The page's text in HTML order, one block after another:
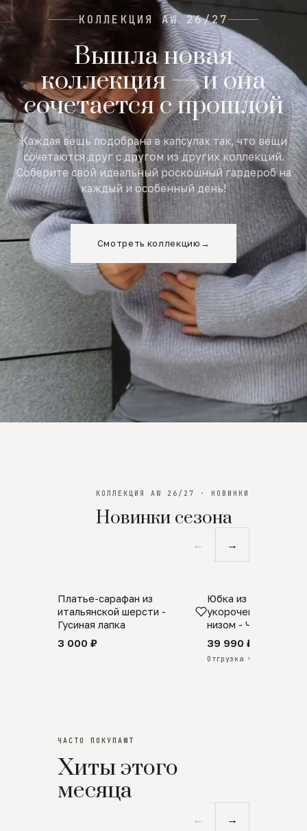
КОЛЛЕКЦИЯ AW 26/27
Вышла новая
коллекция — и она
сочетается с прошлой
Каждая вещь подобрана в капсулах так, что вещи
сочетаются друг с другом из других коллекций.
Соберите свой идеальный роскошный гардероб на
каждый и особенный день!
Смотреть коллекцию →
КОЛЛЕКЦИЯ AW 26/27 · НОВИНКИ
Новинки сезона
← →
SALE
Платье-сарафан из
итальянской шерсти -
Гусиная лапка
3 000 ₽
ПРЕДЗАКАЗ
Юбка из
укороченная с
низом - Черный
39 990 ₽
Отгрузка через 25 дней
ЧАСТО ПОКУПАЮТ
Хиты этого
месяца
← →